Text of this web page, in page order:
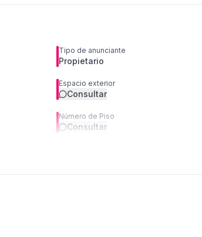
Tipo de anunciante
Propietario
Espacio exterior
Consultar
Número de Piso
Consultar